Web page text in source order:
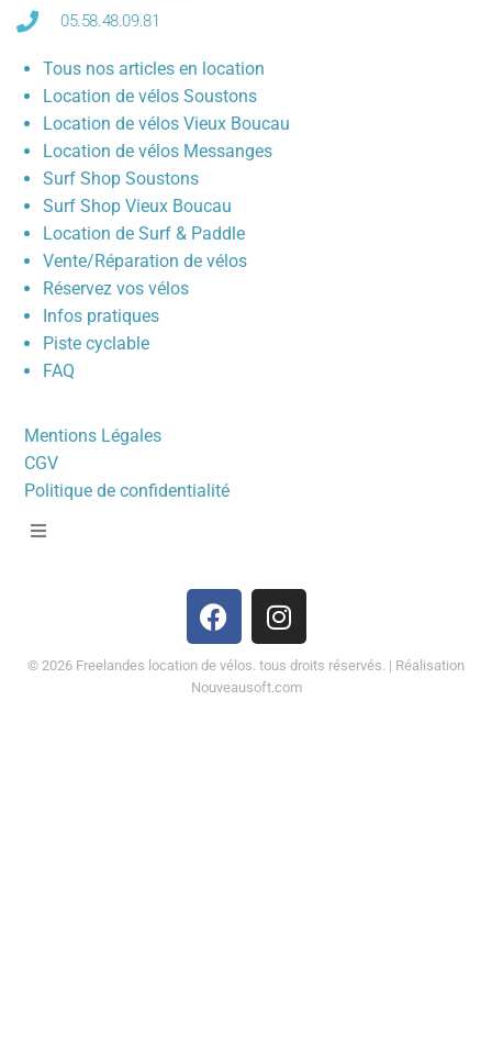
05.58.48.09.81
Tous nos articles en location
Location de vélos Soustons
Location de vélos Vieux Boucau
Location de vélos Messanges
Surf Shop Soustons
Surf Shop Vieux Boucau
Location de Surf & Paddle
Vente/Réparation de vélos
Réservez vos vélos
Infos pratiques
Piste cyclable
FAQ
Mentions Légales
CGV
Politique de confidentialité
© 2026 Freelandes location de vélos. tous droits réservés. | Réalisation
Nouveausoft.com